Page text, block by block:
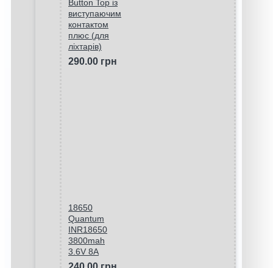
Button Top із
виступаючим
контактом
плюс (для
ліхтарів)
290.00 грн
18650
Quantum
INR18650
3800mah
3.6V 8A